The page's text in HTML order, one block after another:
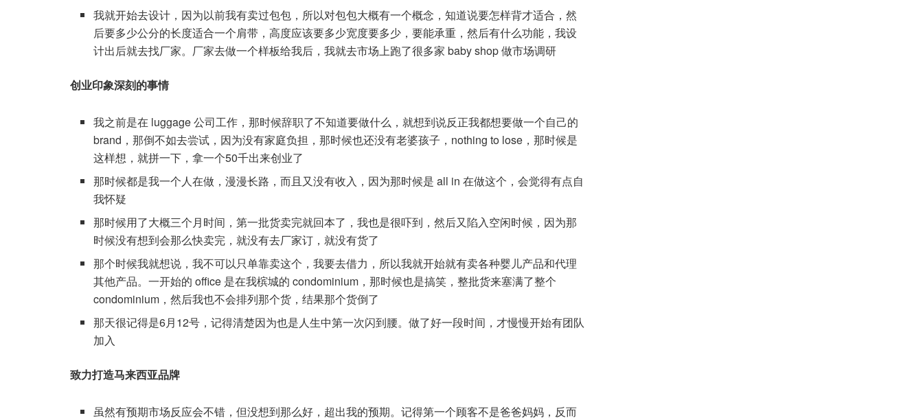
我就开始去设计，因为以前我有卖过包包，所以对包包大概有一个概念，知道说要怎样背才适合，然
后要多少公分的长度适合一个肩带，高度应该要多少宽度要多少，要能承重，然后有什么功能，我设
计出后就去找厂家。厂家去做一个样板给我后，我就去市场上跑了很多家 baby shop 做市场调研
创业印象深刻的事情
我之前是在 luggage 公司工作，那时候辞职了不知道要做什么，就想到说反正我都想要做一个自己的
brand，那倒不如去尝试，因为没有家庭负担，那时候也还没有老婆孩子，nothing to lose，那时候是
这样想，就拼一下，拿一个50千出来创业了
那时候都是我一个人在做，漫漫长路，而且又没有收入，因为那时候是 all in 在做这个，会觉得有点自
我怀疑
那时候用了大概三个月时间，第一批货卖完就回本了，我也是很吓到，然后又陷入空闲时候，因为那
时候没有想到会那么快卖完，就没有去厂家订，就没有货了
那个时候我就想说，我不可以只单靠卖这个，我要去借力，所以我就开始就有卖各种婴儿产品和代理
其他产品。一开始的 office 是在我槟城的 condominium，那时候也是搞笑，整批货来塞满了整个
condominium，然后我也不会排列那个货，结果那个货倒了
那天很记得是6月12号，记得清楚因为也是人生中第一次闪到腰。做了好一段时间，才慢慢开始有团队
加入
致力打造马来西亚品牌
虽然有预期市场反应会不错，但没想到那么好，超出我的预期。记得第一个顾客不是爸爸妈妈，反而